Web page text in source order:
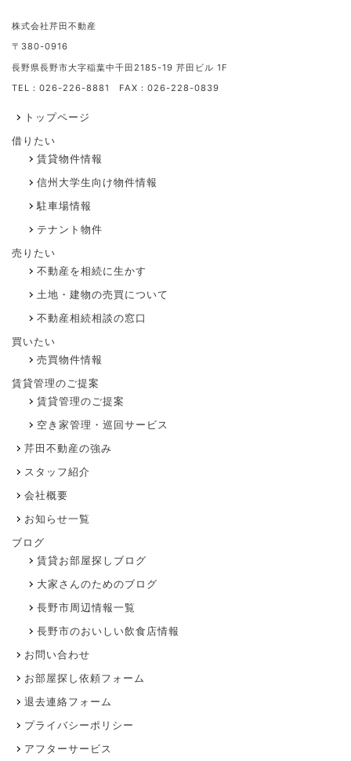
株式会社芹田不動産
〒380-0916
長野県長野市大字稲葉中千田2185-19 芹田ビル 1F
TEL：026-226-8881 FAX：026-228-0839
トップページ
借りたい
賃貸物件情報
信州大学生向け物件情報
駐車場情報
テナント物件
売りたい
不動産を相続に生かす
土地・建物の売買について
不動産相続相談の窓口
買いたい
売買物件情報
賃貸管理のご提案
賃貸管理のご提案
空き家管理・巡回サービス
芹田不動産の強み
スタッフ紹介
会社概要
お知らせ一覧
ブログ
賃貸お部屋探しブログ
大家さんのためのブログ
長野市周辺情報一覧
長野市のおいしい飲食店情報
お問い合わせ
お部屋探し依頼フォーム
退去連絡フォーム
プライバシーポリシー
アフターサービス